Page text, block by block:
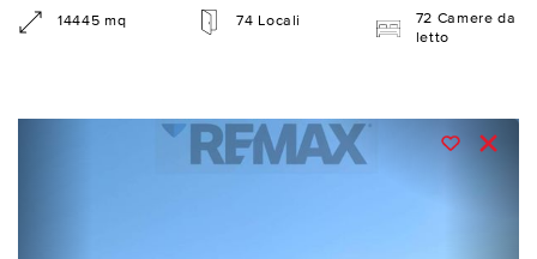
14445 mq 74 Locali
72 Camere da
letto